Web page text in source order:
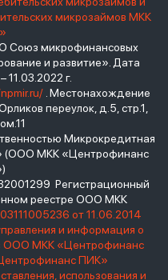
микрозаймов МКК
Союз микрофинансовых
и развитие». Дата
11.03.2022 г.
. Местонахождение
переулок, д.5, стр.1,
Микрокредитная
(ООО МКК «Центрофинанс
Регистрационный
реестре ООО МКК
от 11.06.2014
и информация о
ООО МКК «Центрофинанс
ПИК»
использования и